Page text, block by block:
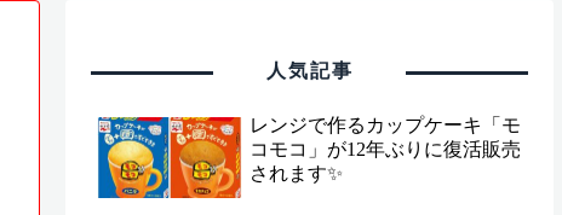
人気記事
レンジで作るカップケーキ「モ
コモコ」が12年ぶりに復活販売
されます✨